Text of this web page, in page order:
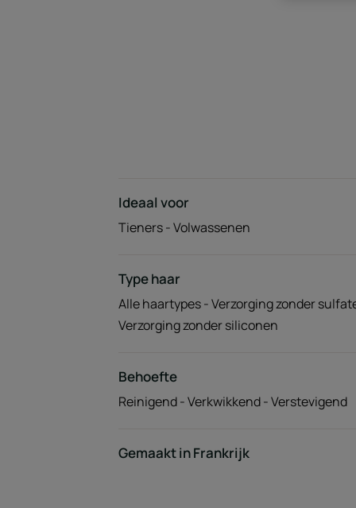
Ideaal voor
Tieners - Volwassenen
Type haar
Alle haartypes - Verzorging zonder
Verzorging zonder siliconen
Behoefte
Reinigend - Verkwikkend - Verstevigend
Gemaakt in Frankrijk